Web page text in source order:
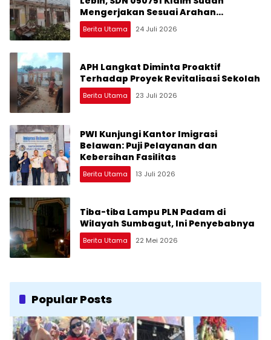
Mengerjakan Sesuai Arahan
Perencana
Berita Utama 24 Juli 2026
APH Langkat Diminta Proaktif
Terhadap Proyek Revitalisasi Sekolah
Berita Utama 23 Juli 2026
PWI Kunjungi Kantor Imigrasi
Belawan: Puji Pelayanan dan
Kebersihan Fasilitas
Berita Utama 13 Juli 2026
Tiba-tiba Lampu PLN Padam di
Wilayah Sumbagut, Ini Penyebabnya
Berita Utama 22 Mei 2026
Popular Posts